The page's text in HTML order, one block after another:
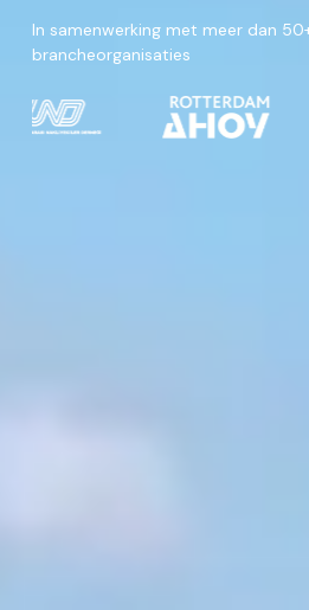
In samenwerking met meer dan
brancheorganisaties